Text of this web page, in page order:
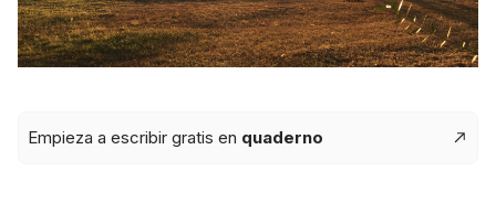
Empieza a escribir gratis en quaderno